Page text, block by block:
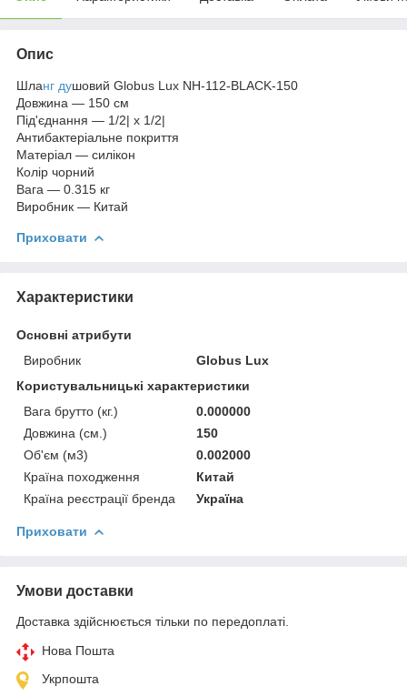
Опис
Шланг душовий Globus Lux NH-112-BLACK-150
Довжина — 150 см
Під'єднання — 1/2| x 1/2|
Антибактеріальне покриття
Матеріал — силікон
Колір чорний
Вага — 0.315 кг
Виробник — Китай
Приховати
Характеристики
Основні атрибути
Виробник
Globus Lux
Користувальницькі характеристики
Вага брутто (кг.)
0.000000
Довжина (см.)
150
Об'єм (м3)
0.002000
Країна походження
Китай
Країна реєстрації бренда
Україна
Приховати
Умови доставки
Доставка здійснюється тільки по передоплаті.
Нова Пошта
Укрпошта